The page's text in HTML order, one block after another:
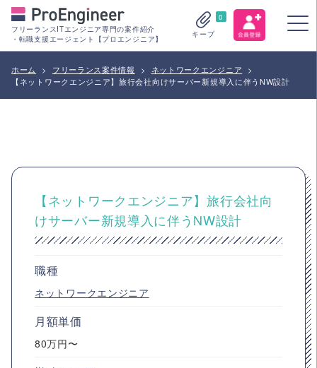
フリーランスITエンジニア専門の案件紹介
・転職支援エージェント【プロエンジニア】
0
キープ
ホーム > フリーランス案件情報 > ネットワークエンジニア
>
【ネットワークエンジニア】旅行会社向けサーバー新規導入に伴うNW設計
【ネットワークエンジニア】旅行会社向
けサーバー新規導入に伴うNW設計
職種
ネットワークエンジニア
月額単価
80万円〜